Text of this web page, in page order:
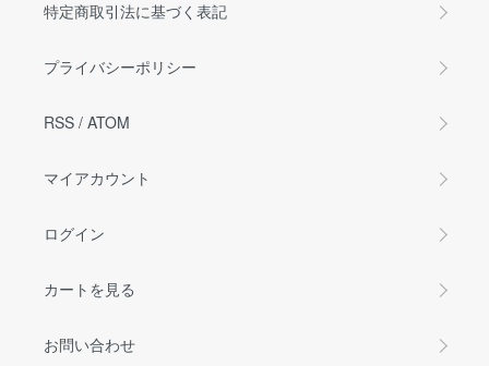
特定商取引法に基づく表記
プライバシーポリシー
RSS / ATOM
マイアカウント
ログイン
カートを見る
お問い合わせ